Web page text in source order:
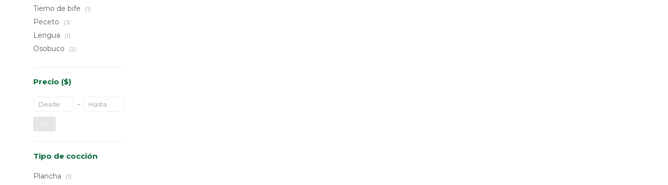
Tierno de bife (1)
Peceto (3)
Lengua (1)
Osobuco (2)
Precio ($)
OK
Tipo de cocción
Plancha (1)